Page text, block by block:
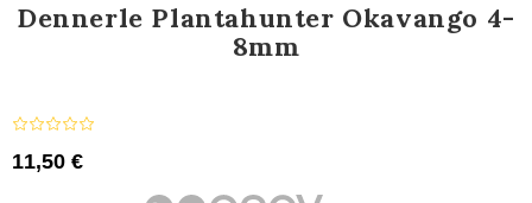
Dennerle Plantahunter Okavango 4-
8mm
11,50 €